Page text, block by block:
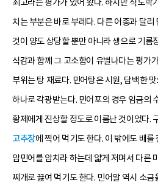
최고라는 평가가 있어 왔다. 하지만 식도락
치는 부분은 바로 부레다. 다른 어종과 달
것이 양도 상당할 뿐만 아니라 생으로 기름
식감과 함께 그 고소함이 유별나다는 평가
부위는 탕 재료다. 민어탕은 시원, 담백한
하나로 각광받는다. 민어포의 경우 임금의
황제에게 진상할 정도로 이름난 것이었다.
고추장에 찍어 먹기도 한다. 이 밖에도 배를
암민어를 암치라 하는데 얇게 저며서 다른
찌개로 끓여 먹기도 한다. 민어알 역시 소금